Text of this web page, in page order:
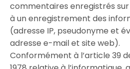
commentaires enregistrés
à un enregistrement des
(adresse IP, pseudonyme et
adresse e-mail et site web).
Conformément à l’article 39